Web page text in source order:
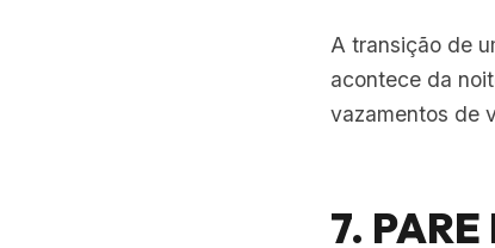
A transição de
acontece da
vazamentos de
7.